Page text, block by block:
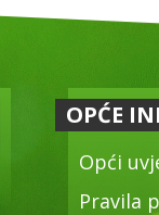
OPĆE
Opći
Pravila